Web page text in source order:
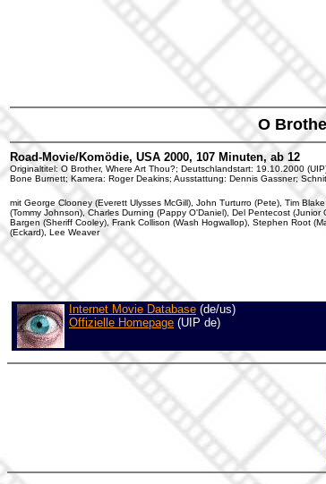
O
Road-Movie/Komödie, USA 2000, 107 Minuten, ab 12
Originaltitel: O Brother, Where Art Thou?; Deutschlandstart: 19.10.2000
Bone Burnett; Kamera: Roger Deakins; Ausstattung: Dennis Gassner;
mit George Clooney (Everett Ulysses McGill), John Turturro (Pete), Tim
(Tommy Johnson), Charles Durning (Pappy O'Daniel), Del Pentecost
Bargen (Sheriff Cooley), Frank Collison (Wash Hogwallop), Stephen Root
(Eckard), Lee Weaver
Internet Movie Database (de/us)
Offizielle Homepage (UIP de)